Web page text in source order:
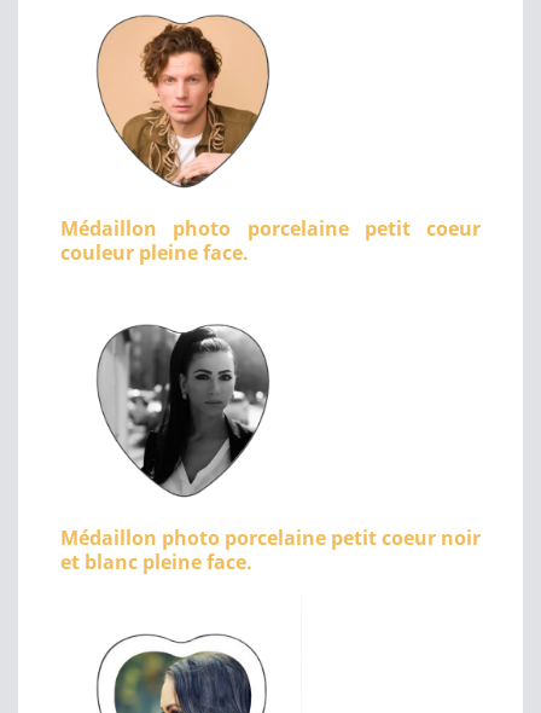
Médaillon photo porcelaine petit coeur
couleur pleine face.
Médaillon photo porcelaine petit coeur noir
et blanc pleine face.